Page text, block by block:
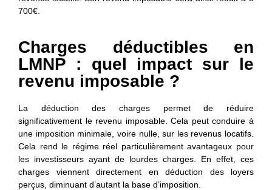
700€.
Charges déductibles en
LMNP : quel impact sur le
revenu imposable ?
La déduction des charges permet de réduire
significativement le revenu imposable. Cela peut conduire à
une imposition minimale, voire nulle, sur les revenus locatifs.
Cela rend le régime réel particulièrement avantageux pour
les investisseurs ayant de lourdes charges. En effet, ces
charges viennent directement en déduction des loyers
perçus, diminuant d’autant la base d’imposition.